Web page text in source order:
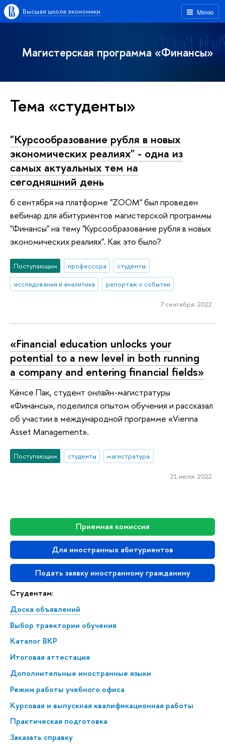
Меню
Высшая школа экономики
Магистерская программа «Финансы»
Приемная комиссия
Для иностранных абитуриентов
Подать заявку иностранному гражданину
Студентам:
Доска объявлений
Выбор траектории обучения
Каталог ВКР
Итоговая аттестация
Дополнительные иностранные языки
Режим работы учебного офиса
Курсовая и выпускная квалификационная работы
Практическая подготовка
Заказать справку
Тема «студенты»
"Курсообразование рубля в новых
экономических реалиях" - одна из
самых актуальных тем на
сегодняшний день
6 сентября на платформе "ZOOM" был проведен
вебинар для абитуриентов магистерской программы
"Финансы" на тему "Курсообразование рубля в новых
экономических реалиях". Как это было?
Поступающим профессора
студенты
исследования и аналитика
репортаж о событии
7 сентября 2022
«Financial education unlocks your
potential to a new level in both running
a company and entering financial fields»
Кёнсе Пак, студент онлайн-магистратуры
«Финансы», поделился опытом обучения и рассказал
об участии в международной программе «Vienna
Asset Management».
Поступающим студенты магистратура
21 июля 2022